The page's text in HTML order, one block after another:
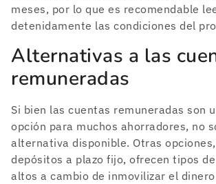
meses, por lo que es recomendable
detenidamente las condiciones del
Alternativas a las
remuneradas
Si bien las cuentas remuneradas son
opción para muchos ahorradores, no
alternativa disponible. Otras
depósitos a plazo fijo, ofrecen tipos
altos a cambio de inmovilizar el